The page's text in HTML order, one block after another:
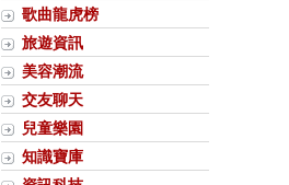
歌曲龍虎榜
旅遊資訊
美容潮流
交友聊天
兒童樂園
知識寶庫